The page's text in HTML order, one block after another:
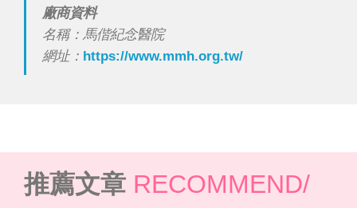
廠商資料
名稱：馬偕紀念醫院
網址： https://www.mmh.org.tw/
推薦文章 RECOMMEND/